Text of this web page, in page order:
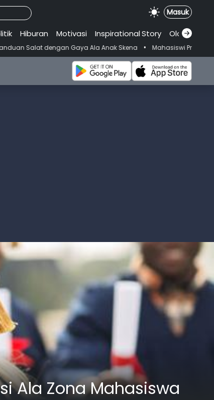
Masuk
Hiburan Motivasi Inspirational.Story Olahraga
Gaya Ala Anak Skena • Mahasiswi Prodi FKM-Undana Diduga
Ala Zona Mahasiswa